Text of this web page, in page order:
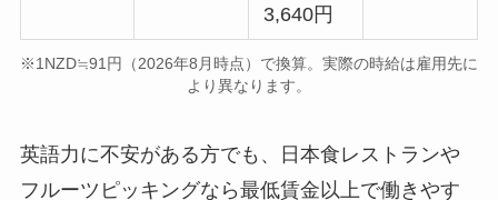
3,640円
※1NZD≒91円（2026年8月時点）で換算。実際の時給は雇用先に
より異なります。
英語力に不安がある方でも、日本食レストランや
フルーツピッキングなら最低賃金以上で働きやす